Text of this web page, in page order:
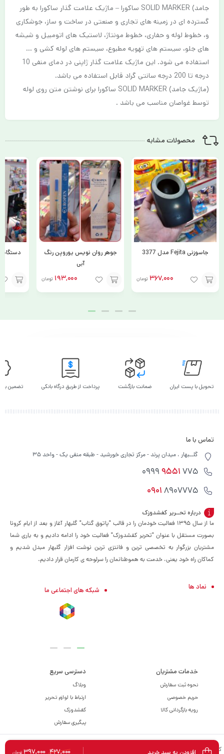
جامد) SOLID MARKER ساکورا – ماژیک علامت گذار ساکورا به طور
گسترده ای در زمینه های تجاری و صنعتی در ساخت و ساز، جوشکاری
و، خطوط لوله و حفاری، خطوط مونتاژ، لاستیک های اتومبیل و شیشه
های جلو، سیستم های تهویه مطبوع، سیستم های لوله کشی و …
استفاده می شود. این ماژیک علامت گذار ژاپنی در دمای منفی 10
درجه تا 200 درجه سانتی گراد قابل استفاده می باشد.
(ماژیک جامد) SOLID MARKER ساکورا برای نوشتن متن روی لوله
توسط غواصان مناسب می باشد .
محصولات مشابه
جاسوزنی Fejita مدل 3377
367,000 تومان
افزودن
جوهر روان نویس یوروپن رنگ
آبی
193,000 تومان
افزودن
به
دستگاه
افزودن
افزودن به سبد خرید تومان
تحویل با پست ایران ضمانت بازگشت پرداخت از طریق درگاه بانکی تضمین
تماس با ما
گلــبهار ، میدان پرند - مرکز تجاری خورشید - طبقه منفی یک - واحد 35
9551775 0999
09018907775
درباره تحــریر کفشدوزک
ما از سال ۱۳۹۵ فعالیت خودمان را در قالب "پاتوق گتاب" گلبهار آغاز و بعد از ایام کرونا
بصورت مستقل با عنوان "تحریر کفشدوزک" فعالیت خود را ادامه دادیم و به یاری شما
مشتریان بزرگوار به تخصصی ترین و فانتزی ترین نوشت افزار گلبهار مبدل شدیم و
کماکان راه خود یعنی، خدمت به هموطنانمان را سرلوحه ی کارمان قرار دادیم.
نماد ها شبکه های اجتماعی ما
خدمات مشتریان
نحوه ثبت سفارش
حریم خصوصی
رویه بازگردانی کالا
دسترسی سریع
وبلاگ
ارتباط با لوازم تحریر
کفشدوزک
پیگیری سفارش
کلیه حقوق مادی و معنوی برای این سایت محفوظ می باشد و هرگونه کپی برداری شامل